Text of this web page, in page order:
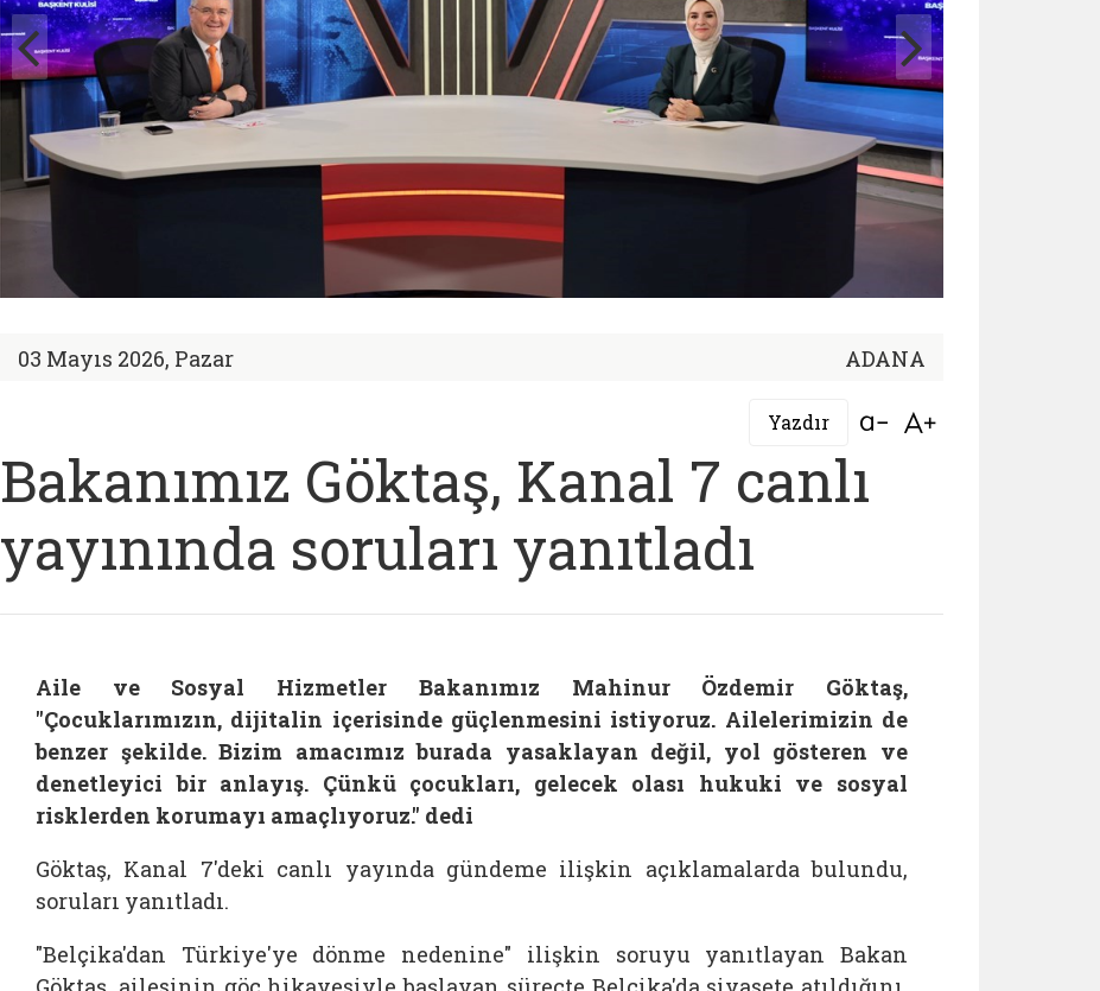
03 Mayıs 2026, Pazar ADANA
Yazdır Bağlantıyı aç
Bakanımız Göktaş, Kanal 7 canlı
yayınında soruları yanıtladı
Aile ve Sosyal Hizmetler Bakanımız Mahinur Özdemir Göktaş,
"Çocuklarımızın, dijitalin içerisinde güçlenmesini istiyoruz. Ailelerimizin de
benzer şekilde. Bizim amacımız burada yasaklayan değil, yol gösteren ve
denetleyici bir anlayış. Çünkü çocukları, gelecek olası hukuki ve sosyal
risklerden korumayı amaçlıyoruz." dedi
Göktaş, Kanal 7'deki canlı yayında gündeme ilişkin açıklamalarda bulundu,
soruları yanıtladı.
"Belçika'dan Türkiye'ye dönme nedenine" ilişkin soruyu yanıtlayan Bakan